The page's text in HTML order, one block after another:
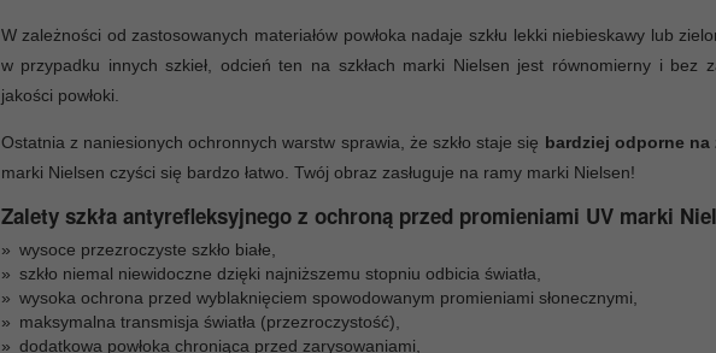
W zależności od zastosowanych materiałów powłoka nadaje szkłu lekki niebieskawy lub
w przypadku innych szkieł, odcień ten na szkłach marki Nielsen jest równomierny i bez
jakości powłoki.
Ostatnia z naniesionych ochronnych warstw sprawia, że szkło staje się bardziej odporne na
marki Nielsen czyści się bardzo łatwo. Twój obraz zasługuje na ramy marki Nielsen!
Zalety szkła antyrefleksyjnego z ochroną przed promieniami UV marki
wysoce przezroczyste szkło białe,
szkło niemal niewidoczne dzięki najniższemu stopniu odbicia światła,
wysoka ochrona przed wyblaknięciem spowodowanym promieniami słonecznymi,
maksymalna transmisja światła (przezroczystość),
dodatkowa powłoka chroniąca przed zarysowaniami,